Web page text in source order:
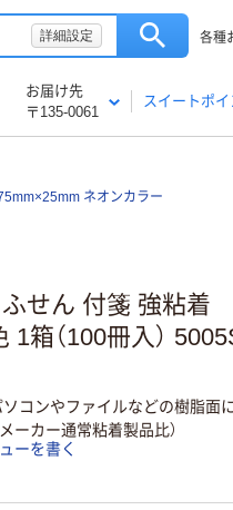
詳細設定 各種
お届け先
〒135-0061
スイートポイ
ネオンカラー
せん 付箋 強粘着
箱（100冊入）
コンやファイルなどの樹脂面
ーカー通常粘着製品比）
ーを書く